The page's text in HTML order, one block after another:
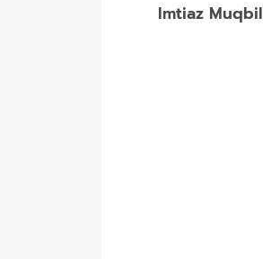
Imtiaz Muqbil